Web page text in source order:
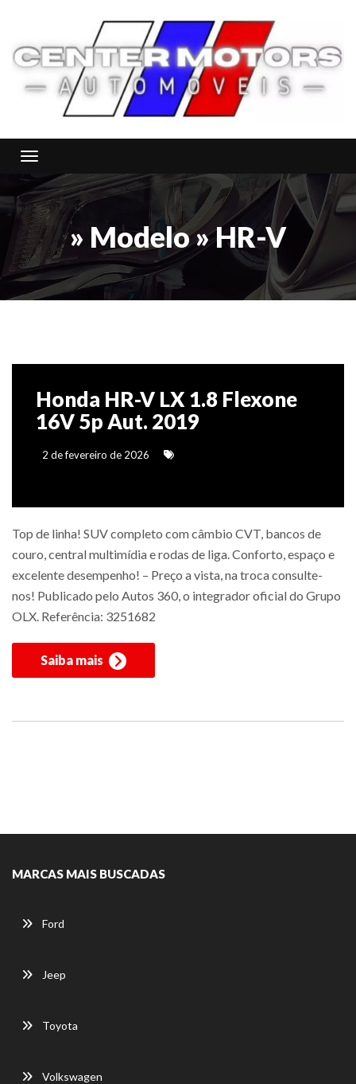
Toggle navigation
» Modelo » HR-V
Honda HR-V LX 1.8 Flexone
16V 5p Aut. 2019
2 de fevereiro de 2026
Top de linha! SUV completo com câmbio CVT, bancos de
couro, central multimídia e rodas de liga. Conforto, espaço e
excelente desempenho! – Preço a vista, na troca consulte-
nos! Publicado pelo Autos 360, o integrador oficial do Grupo
OLX. Referência: 3251682
Saiba mais
MARCAS MAIS BUSCADAS
Ford
Jeep
Toyota
Volkswagen